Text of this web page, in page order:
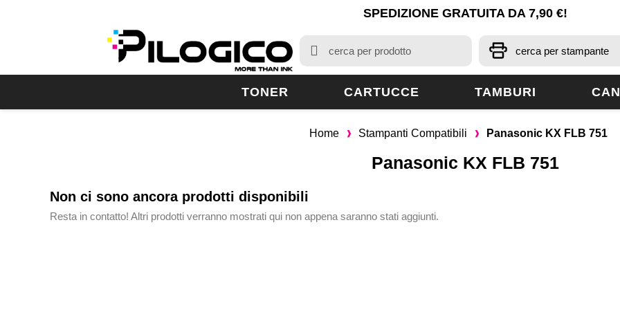
SPEDIZIONE GRATUITA DA 7,90 €!
TONER CARTUCCE TAMBURI
Home Stampanti Compatibili Panasonic KX FLB 751
Panasonic KX FLB 751
Non ci sono ancora prodotti disponibili
Resta in contatto! Altri prodotti verranno mostrati qui non appena saranno stati aggiunti.